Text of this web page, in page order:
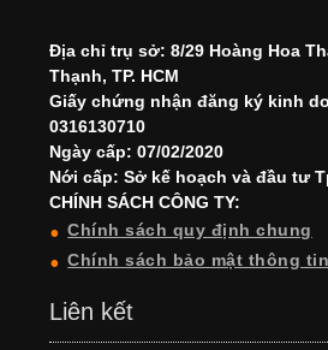
Địa chỉ trụ sở: 8/29 Hoàng Hoa
Thạnh, TP. HCM
Giấy chứng nhận đăng ký kinh
0316130710
Ngày cấp: 07/02/2020
Nới cấp: Sở kế hoạch và đầu tư
CHÍNH SÁCH CÔNG TY:
Chính sách quy định chung
Chính sách bảo mật thông tin
Liên kết